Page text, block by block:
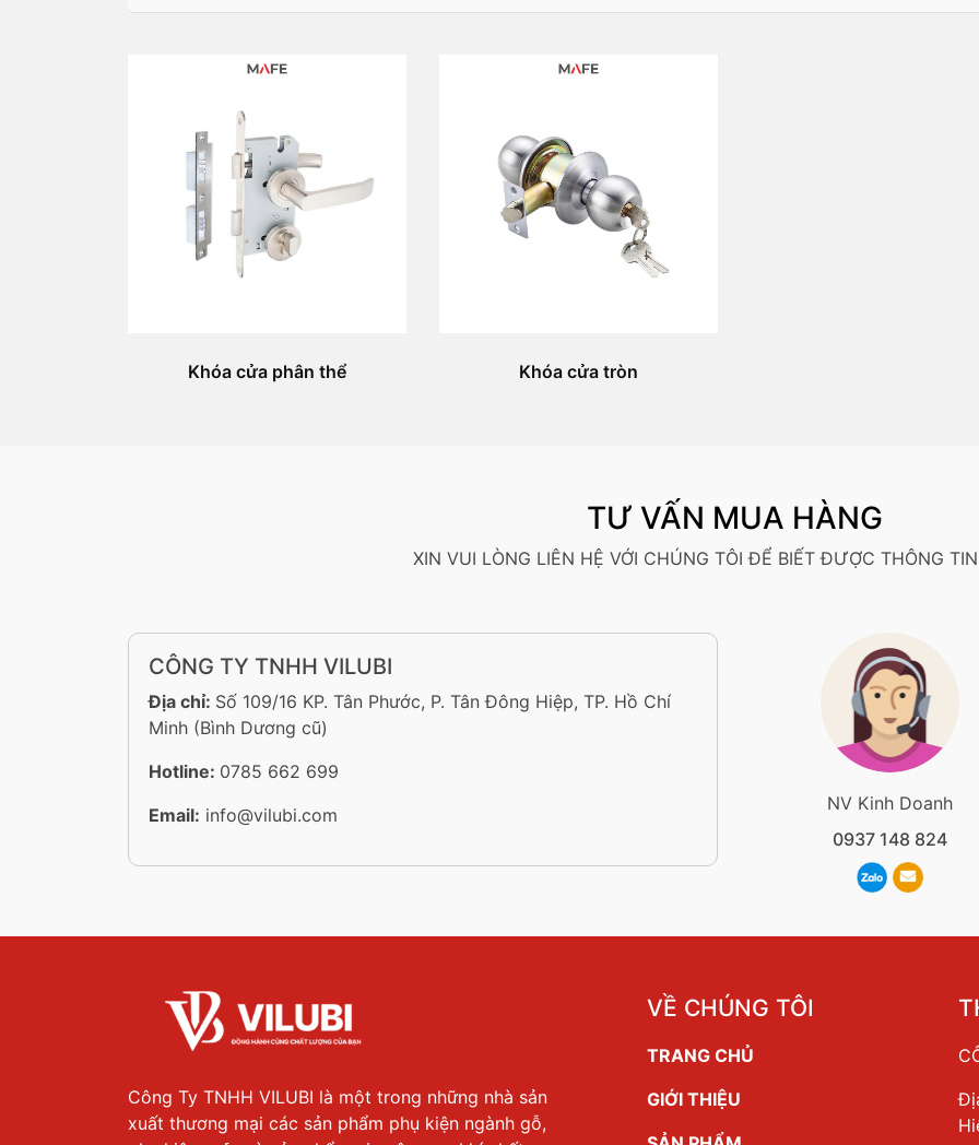
Khóa cửa phân thể Khóa cửa tròn
TƯ VẤN MUA HÀNG
XIN VUI LÒNG LIÊN HỆ VỚI CHÚNG TÔI ĐỂ BIẾT ĐƯỢC THÔNG
CÔNG TY TNHH VILUBI
Địa chỉ: Số 109/16 KP. Tân Phước, P. Tân Đông Hiệp, TP. Hồ Chí
Minh (Bình Dương cũ)
Hotline: 0785 662 699
Email: info@vilubi.com
NV Kinh Doanh
0937 148 824
Công Ty TNHH VILUBI là một trong những nhà sản
xuất thương mại các sản phẩm phụ kiện ngành gỗ,
VỀ CHÚNG TÔI
TRANG CHỦ
GIỚI THIỆU